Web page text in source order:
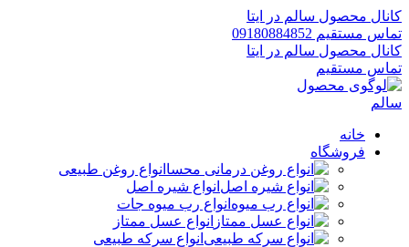
کانال محصول سالم در ایتا
تماس مستقیم 09180884852
کانال محصول سالم در ایتا
تماس مستقیم
خانه
فروشگاه
انواع روغن طبیعی
انواع شیره اصل
انواع رب میوه جات
انواع عسل ممتاز
انواع سرکه طبیعی